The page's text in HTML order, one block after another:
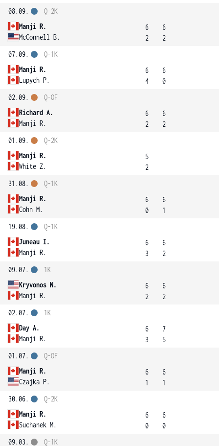
08.09.
Manji R.
McConnell B.
Q-2K
6
2
6
2
07.09.
Manji R.
Lupych P.
Q-1K
6
4
6
0
02.09.
Richard A.
Manji R.
Q-OF
6
2
6
2
01.09.
Manji R.
White Z.
Q-2K
5
2
31.08.
Manji R.
Cohn M.
Q-1K
6
0
6
1
19.08.
Juneau I.
Manji R.
Q-1K
6
3
6
2
09.07.
Kryvonos N.
Manji R.
1K
6
2
6
2
02.07.
Day A.
Manji R.
1K
6
3
7
5
01.07.
Manji R.
Czajka P.
Q-OF
6
1
6
1
30.06.
Manji R.
Suchanek M.
Q-2K
6
0
6
0
09.03.
Q-1K